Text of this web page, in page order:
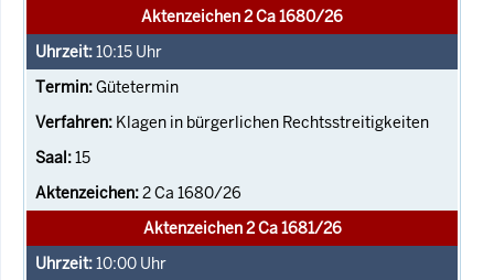
Aktenzeichen 2 Ca 1680/26
10:15 Uhr
Gütetermin
Klagen in bürgerlichen Rechtsstreitigkeiten
15
2 Ca 1680/26
Aktenzeichen 2 Ca 1681/26
10:00 Uhr